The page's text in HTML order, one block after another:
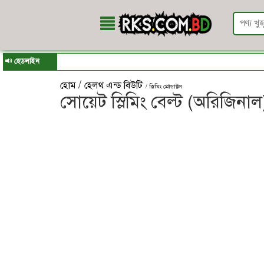
হেডলাইন
হোম / হেলথ এন্ড বিউটি / স্লিমিং প্রোডাক্টস
সোয়েট স্লিমিং বেল্ট